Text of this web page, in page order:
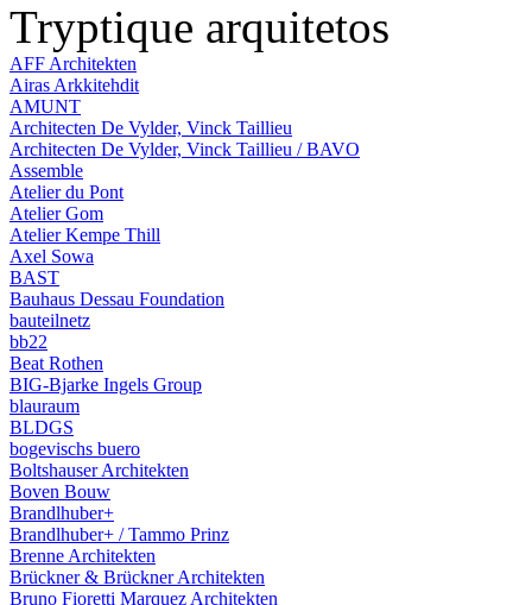
Tryptique arquitetos
AFF Architekten
Airas Arkkitehdit
AMUNT
Architecten De Vylder, Vinck Taillieu
Architecten De Vylder, Vinck Taillieu / BAVO
Assemble
Atelier du Pont
Atelier Gom
Atelier Kempe Thill
Axel Sowa
BAST
Bauhaus Dessau Foundation
bauteilnetz
bb22
Beat Rothen
BIG-Bjarke Ingels Group
blauraum
BLDGS
bogevischs buero
Boltshauser Architekten
Boven Bouw
Brandlhuber+
Brandlhuber+ / Tammo Prinz
Brenne Architekten
Brückner & Brückner Architekten
Bruno Fioretti Marquez Architekten